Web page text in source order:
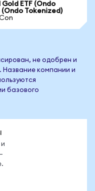
ETF (Ondo
Tokenized)
не одобрен и
компании и
базового